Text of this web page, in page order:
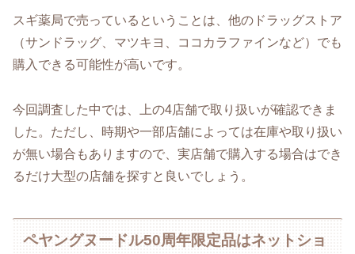
スギ薬局で売っているということは、他のドラッグストア
（サンドラッグ、マツキヨ、ココカラファインなど）でも
購入できる可能性が高いです。
今回調査した中では、上の4店舗で取り扱いが確認できま
した。ただし、時期や一部店舗によっては在庫や取り扱い
が無い場合もありますので、実店舗で購入する場合はでき
るだけ大型の店舗を探すと良いでしょう。
ペヤングヌードル50周年限定品はネットショ